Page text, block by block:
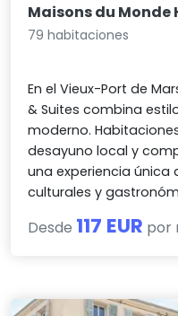
Maisons du Monde
79 habitaciones
En el Vieux-Port de
& Suites combina
moderno.
desayuno local y
una experiencia
culturales y
Desde 117 EUR por